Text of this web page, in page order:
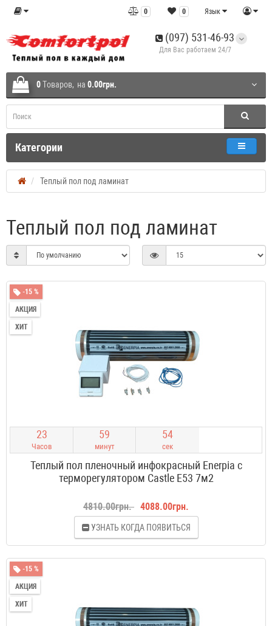
Язык
0
0
(097) 531-46-93
Для Вас работаем 24/7
0Tоваров, на 0.00грн.
Категории
Теплый пол под ламинат
Теплый пол под ламинат
-15 %
АКЦИЯ
ХИТ
23
Часов
59
минут
54
сек
Теплый пол пленочный инфокрасный Enerpia с
терморегулятором Castle E53 7м2
4810.00грн. 4088.00грн.
УЗНАТЬ КОГДА ПОЯВИТЬСЯ
-15 %
АКЦИЯ
ХИТ